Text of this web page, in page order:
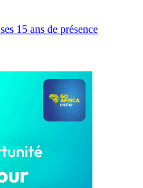
15 ans de présence